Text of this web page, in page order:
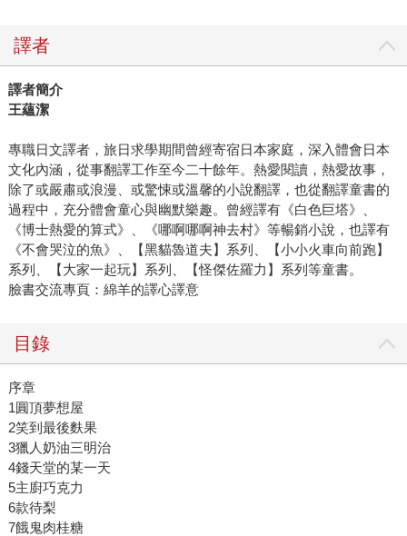
譯者
譯者簡介
王蘊潔
專職日文譯者，旅日求學期間曾經寄宿日本家庭，深入體會日本
文化內涵，從事翻譯工作至今二十餘年。熱愛閱讀，熱愛故事，
除了或嚴肅或浪漫、或驚悚或溫馨的小說翻譯，也從翻譯童書的
過程中，充分體會童心與幽默樂趣。曾經譯有《白色巨塔》、
《博士熱愛的算式》、《哪啊哪啊神去村》等暢銷小說，也譯有
《不會哭泣的魚》、【黑貓魯道夫】系列、【小小火車向前跑】
系列、【大家一起玩】系列、【怪傑佐羅力】系列等童書。
臉書交流專頁：綿羊的譯心譯意
目錄
序章
1圓頂夢想屋
2笑到最後麩果
3獵人奶油三明治
4錢天堂的某一天
5主廚巧克力
6款待梨
7餓鬼肉桂糖